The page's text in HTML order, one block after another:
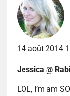
14 août 2014
Jessica @
LOL, I’m am